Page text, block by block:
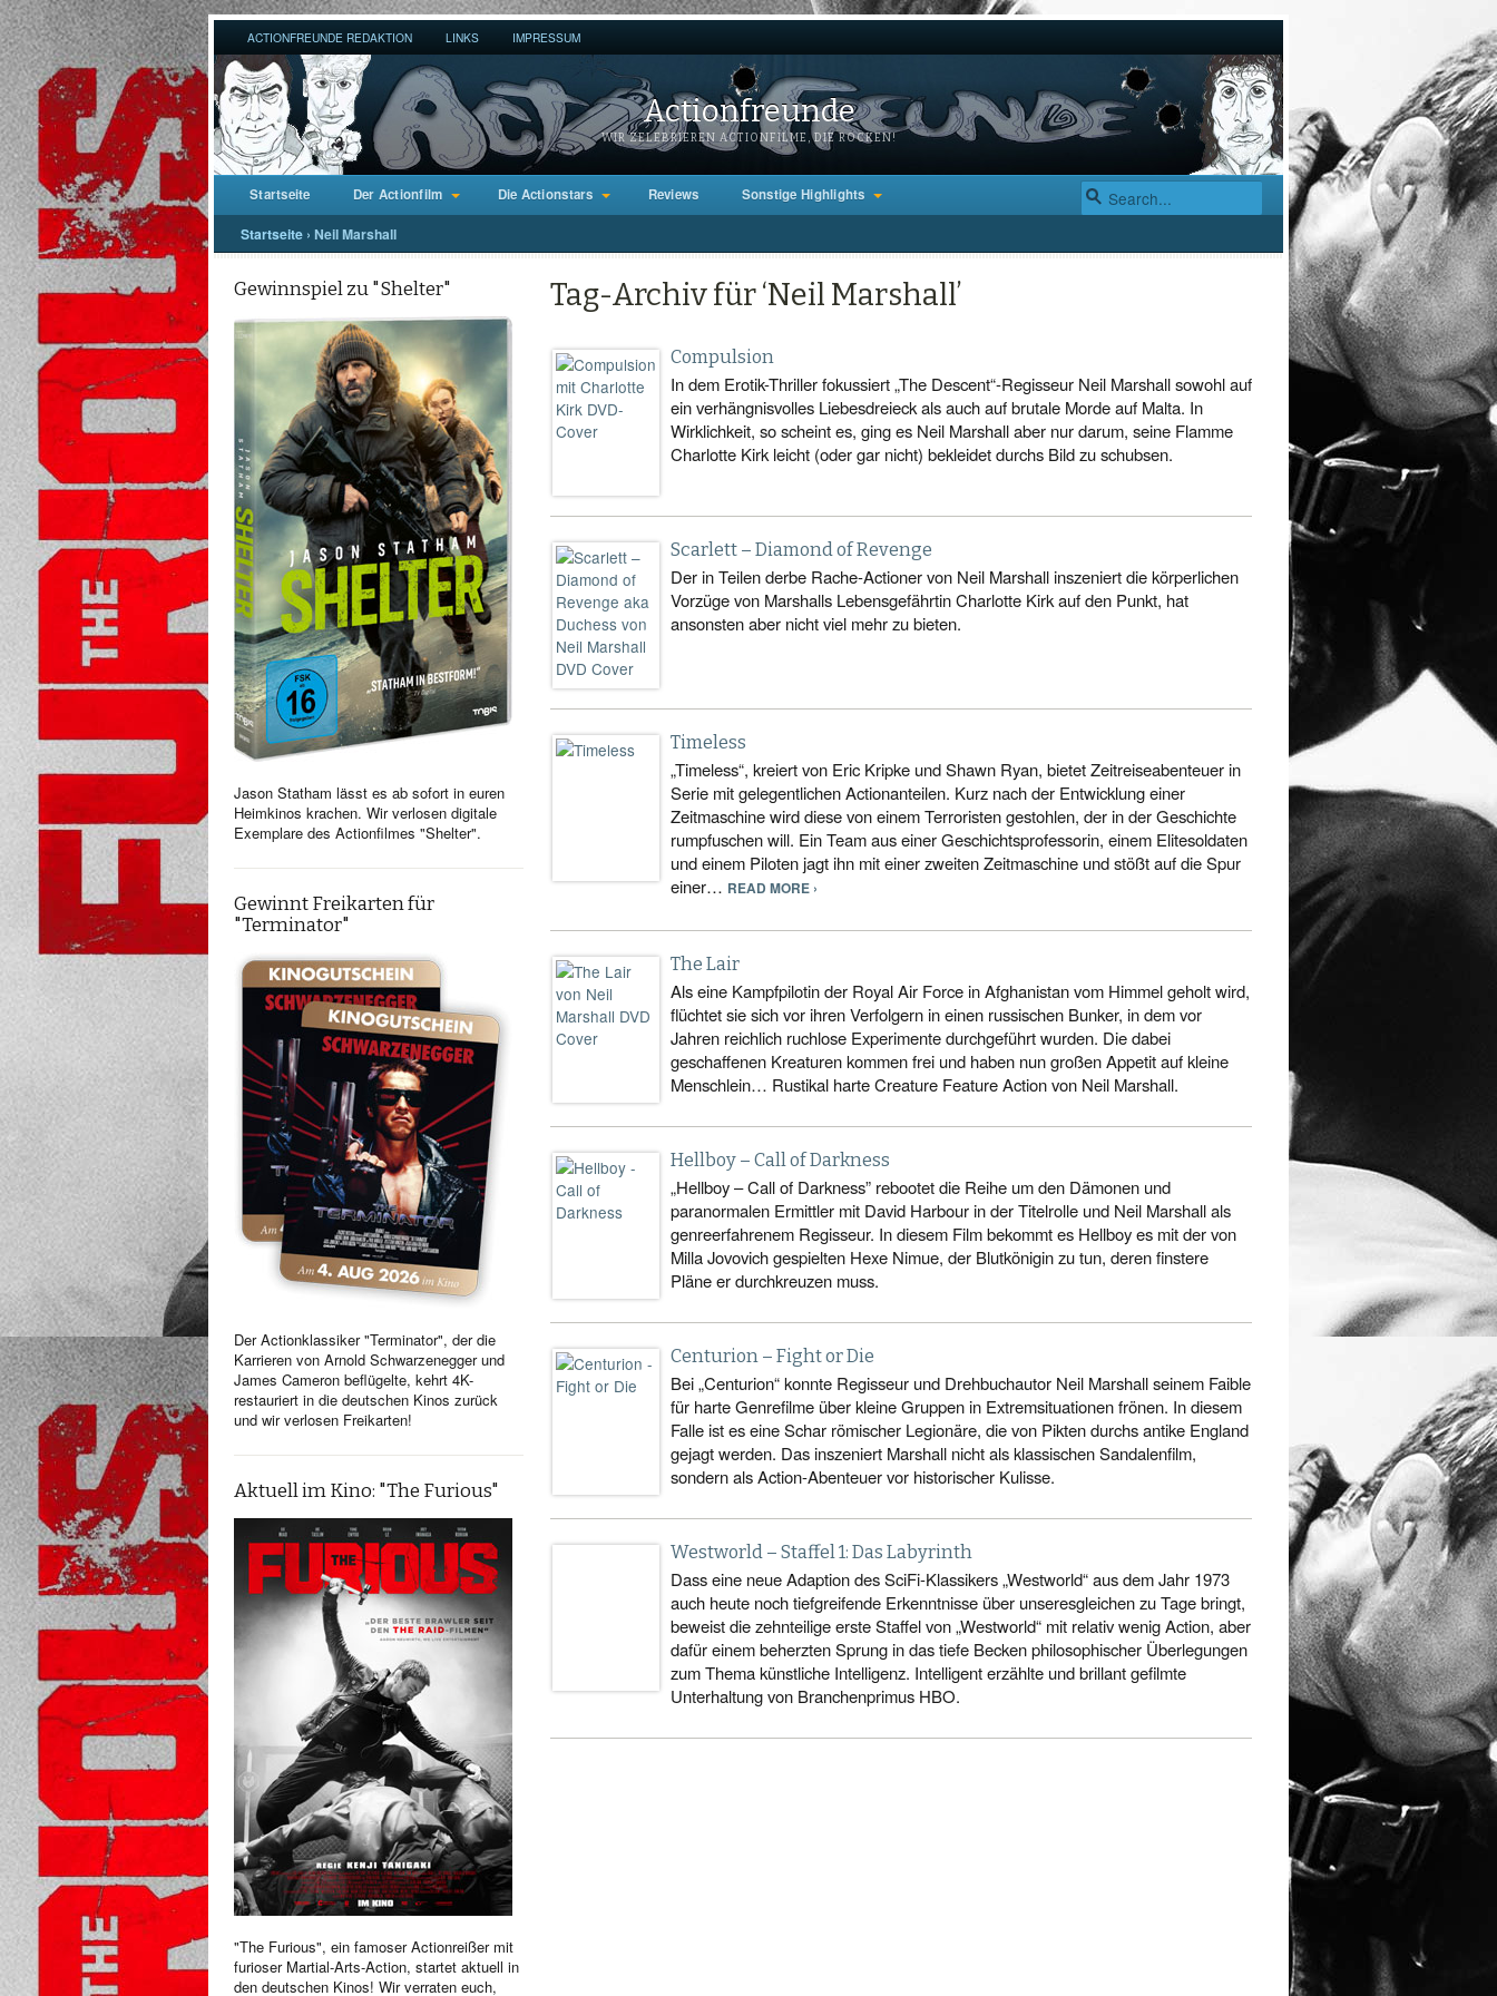
ACTIONFREUNDE REDAKTION LINKS IMPRESSUM
Actionfreunde
WIR ZELEBRIEREN ACTIONFILME, DIE ROCKEN!
Startseite Der Actionfilm Die Actionstars Reviews Sonstige Highlights
Startseite › Neil Marshall
Gewinnspiel zu "Shelter"
Jason Statham lässt es ab sofort in euren
Heimkinos krachen. Wir verlosen digitale
Exemplare des Actionfilmes "Shelter".
Gewinnt Freikarten für
"Terminator"
Der Actionklassiker "Terminator", der die
Karrieren von Arnold Schwarzenegger und
James Cameron beflügelte, kehrt 4K-
restauriert in die deutschen Kinos zurück
und wir verlosen Freikarten!
Aktuell im Kino: "The Furious"
"The Furious", ein famoser Actionreißer mit
furioser Martial-Arts-Action, startet aktuell in
den deutschen Kinos! Wir verraten euch,
Tag-Archiv für ‘Neil Marshall’
Compulsion
In dem Erotik-Thriller fokussiert „The Descent“-Regisseur Neil Marshall sowohl auf
ein verhängnisvolles Liebesdreieck als auch auf brutale Morde auf Malta. In
Wirklichkeit, so scheint es, ging es Neil Marshall aber nur darum, seine Flamme
Charlotte Kirk leicht (oder gar nicht) bekleidet durchs Bild zu schubsen.
Scarlett – Diamond of Revenge
Der in Teilen derbe Rache-Actioner von Neil Marshall inszeniert die körperlichen
Vorzüge von Marshalls Lebensgefährtin Charlotte Kirk auf den Punkt, hat
ansonsten aber nicht viel mehr zu bieten.
Timeless
„Timeless“, kreiert von Eric Kripke und Shawn Ryan, bietet Zeitreiseabenteuer in
Serie mit gelegentlichen Actionanteilen. Kurz nach der Entwicklung einer
Zeitmaschine wird diese von einem Terroristen gestohlen, der in der Geschichte
rumpfuschen will. Ein Team aus einer Geschichtsprofessorin, einem Elitesoldaten
und einem Piloten jagt ihn mit einer zweiten Zeitmaschine und stößt auf die Spur
einer… READ MORE ›
The Lair
Als eine Kampfpilotin der Royal Air Force in Afghanistan vom Himmel geholt wird,
flüchtet sie sich vor ihren Verfolgern in einen russischen Bunker, in dem vor
Jahren reichlich ruchlose Experimente durchgeführt wurden. Die dabei
geschaffenen Kreaturen kommen frei und haben nun großen Appetit auf kleine
Menschlein… Rustikal harte Creature Feature Action von Neil Marshall.
Hellboy – Call of Darkness
„Hellboy – Call of Darkness” rebootet die Reihe um den Dämonen und
paranormalen Ermittler mit David Harbour in der Titelrolle und Neil Marshall als
genreerfahrenem Regisseur. In diesem Film bekommt es Hellboy es mit der von
Milla Jovovich gespielten Hexe Nimue, der Blutkönigin zu tun, deren finstere
Pläne er durchkreuzen muss.
Centurion – Fight or Die
Bei „Centurion“ konnte Regisseur und Drehbuchautor Neil Marshall seinem Faible
für harte Genrefilme über kleine Gruppen in Extremsituationen frönen. In diesem
Falle ist es eine Schar römischer Legionäre, die von Pikten durchs antike England
gejagt werden. Das inszeniert Marshall nicht als klassischen Sandalenfilm,
sondern als Action-Abenteuer vor historischer Kulisse.
Westworld – Staffel 1: Das Labyrinth
Dass eine neue Adaption des SciFi-Klassikers „Westworld“ aus dem Jahr 1973
auch heute noch tiefgreifende Erkenntnisse über unseresgleichen zu Tage bringt,
beweist die zehnteilige erste Staffel von „Westworld“ mit relativ wenig Action, aber
dafür einem beherzten Sprung in das tiefe Becken philosophischer Überlegungen
zum Thema künstliche Intelligenz. Intelligent erzählte und brillant gefilmte
Unterhaltung von Branchenprimus HBO.